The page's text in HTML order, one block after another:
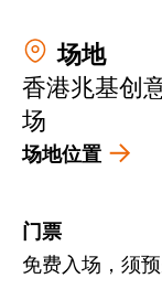
场地
香港兆基创
场
场地位置
门票
免费入场，须